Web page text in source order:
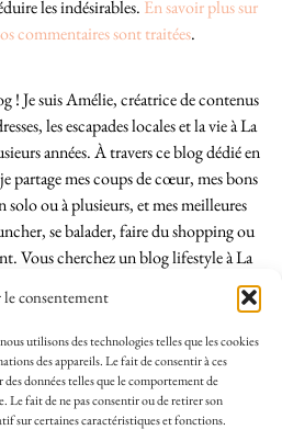
le consentement
utilisons des technologies telles que les cookies
des appareils. Le fait de consentir à ces
données telles que le comportement de
Le fait de ne pas consentir ou de retirer son
sur certaines caractéristiques et fonctions.
les indésirables. En savoir plus sur
commentaires sont traitées.
! Je suis Amélie, créatrice de contenus
les escapades locales et la vie à La
années. À travers ce blog dédié en
partage mes coups de cœur, mes bons
solo ou à plusieurs, et mes meilleures
se balader, faire du shopping ou
Vous cherchez un blog lifestyle à La
? Vous êtes au bon endroit. Que vous
dans notre belle ville, j’espère que mes
de La Rochelle comme un·e vrai·e
initié·e. !